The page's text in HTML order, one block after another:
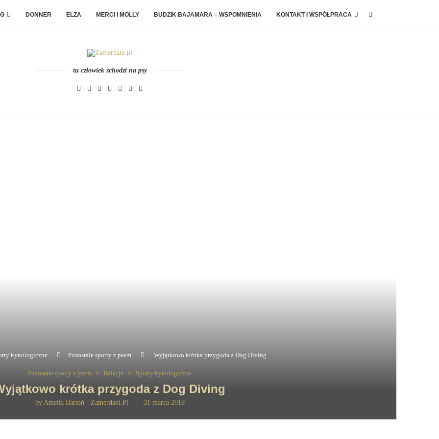
DONNER ELZA MERCI I MOLLY BUDZIK BAJAMARA – WSPOMNIENIA KONTAKT I WSPÓŁPRACA
tu człowiek schodzi na psy
kynologiczne Pozostałe sporty z psem Wyjątkowo krótka przygoda z Dog Diving
Pozostałe sporty z psem Relacje Sporty kynologiczne
krótka przygoda z Dog Diving
by Amelia Bartoń - Zamerdani.pl 31 marca 2019